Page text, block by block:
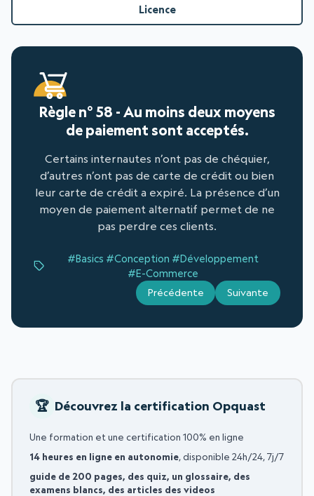
Licence
Règle n° 58 - Au moins deux moyens
de paiement sont acceptés.
Certains internautes n’ont pas de chéquier,
d’autres n’ont pas de carte de crédit ou bien
leur carte de crédit a expiré. La présence d’un
moyen de paiement alternatif permet de ne
pas perdre ces clients.
#Basics #Conception #Développement
#E-Commerce
Précédente Suivante
Découvrez la certification Opquast
Une formation et une certification 100% en ligne
14 heures en ligne en autonomie, disponible 24h/24, 7j/7
guide de 200 pages, des quiz, un glossaire, des
examens blancs, des articles des videos